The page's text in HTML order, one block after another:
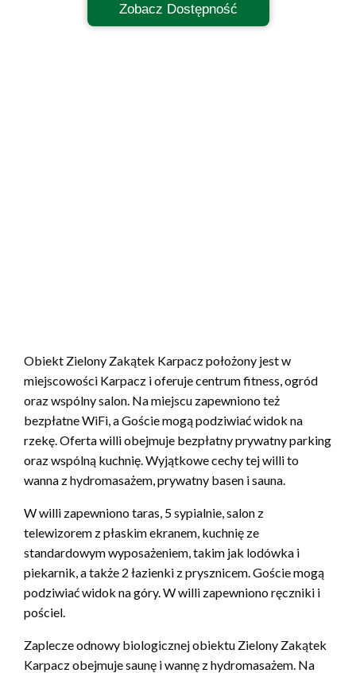
Zobacz Dostępność
Obiekt Zielony Zakątek Karpacz położony jest w
miejscowości Karpacz i oferuje centrum fitness, ogród
oraz wspólny salon. Na miejscu zapewniono też
bezpłatne WiFi, a Goście mogą podziwiać widok na
rzekę. Oferta willi obejmuje bezpłatny prywatny parking
oraz wspólną kuchnię. Wyjątkowe cechy tej willi to
wanna z hydromasażem, prywatny basen i sauna.
W willi zapewniono taras, 5 sypialnie, salon z
telewizorem z płaskim ekranem, kuchnię ze
standardowym wyposażeniem, takim jak lodówka i
piekarnik, a także 2 łazienki z prysznicem. Goście mogą
podziwiać widok na góry. W willi zapewniono ręczniki i
pościel.
Zaplecze odnowy biologicznej obiektu Zielony Zakątek
Karpacz obejmuje saunę i wannę z hydromasażem. Na